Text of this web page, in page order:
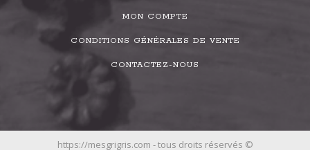
MON COMPTE
CONDITIONS GÉNÉRALES DE VENTE
CONTACTEZ-NOUS
https://mesgrigris.com - tous droits réservés ©